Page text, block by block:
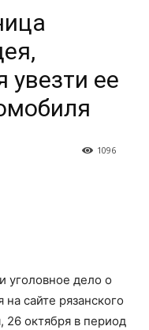
увезти ее
1096
уголовное дело о
сайте рязанского
октября в период